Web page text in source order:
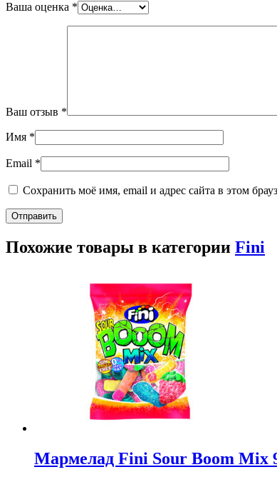
Ваша оценка *
Ваш отзыв *
Имя *
Email *
Сохранить моё имя, email и адрес сайта в этом
Похожие товары в категории Fini
Мармелад Fini Sour Boom